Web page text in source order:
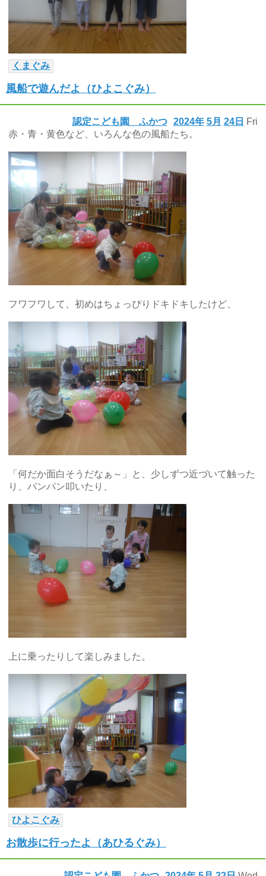
くまぐみ
風船で遊んだよ（ひよこぐみ）
2024年 5月 24日 Fri
認定こども園 ふかつ
赤・青・黄色など、いろんな色の風船たち。
フワフワして、初めはちょっぴりドキドキしたけど、
「何だか面白そうだなぁ～」と、少しずつ近づいて触った
り、パンパン叩いたり、
上に乗ったりして楽しみました。
ひよこぐみ
お散歩に行ったよ（あひるぐみ）